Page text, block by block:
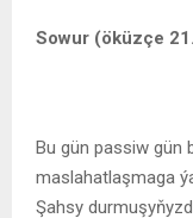
Sowur (öküzçe
Bu gün passiw gün
maslahatlaşmaga
Şahsy